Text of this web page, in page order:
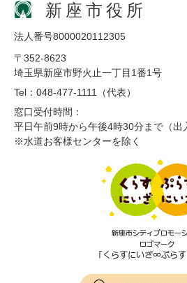
新座市役所
法人番号8000020112305
〒352-8623
埼玉県新座市野火止一丁目1番1号
Tel：048-477-1111（代表）
窓口受付時間：
平日午前9時から午後4時30分まで（出
※水道お客様センターを除く